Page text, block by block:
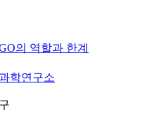
의 역할과 한계
학연구소